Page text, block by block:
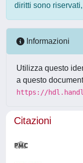
diritti sono
Informazioni
Utilizza questo
a questo
https://
Citazioni